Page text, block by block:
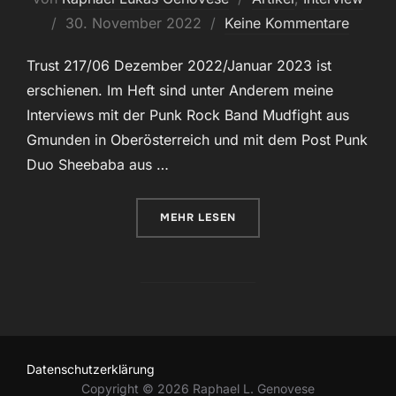
Veröffentlicht
30. November 2022 Keine Kommentare
Trust 217/06 Dezember 2022/Januar 2023 ist
erschienen. Im Heft sind unter Anderem meine
Interviews mit der Punk Rock Band Mudfight aus
Gmunden in Oberösterreich und mit dem Post Punk
Duo Sheebaba aus …
MEHR ÜBER „TRUST 217“
LESEN
Datenschutzerklärung
Copyright © 2026 Raphael L. Genovese